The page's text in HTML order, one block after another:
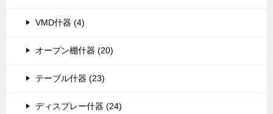
VMD什器 (4)
オープン棚什器 (20)
テーブル什器 (23)
ディスプレー什器 (24)